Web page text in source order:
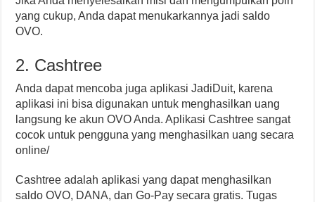
yang cukup, Anda dapat menukarkannya jadi saldo
OVO.
2. Cashtree
Anda dapat mencoba juga aplikasi JadiDuit, karena
aplikasi ini bisa digunakan untuk menghasilkan uang
langsung ke akun OVO Anda. Aplikasi Cashtree sangat
cocok untuk pengguna yang menghasilkan uang secara
online/
Cashtree adalah aplikasi yang dapat menghasilkan
saldo OVO, DANA, dan Go-Pay secara gratis. Tugas